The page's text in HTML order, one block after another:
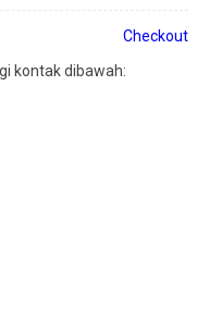
Checkout
kontak dibawah: